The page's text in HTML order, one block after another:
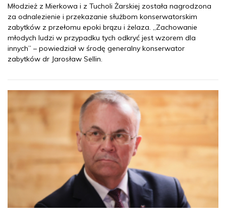
Młodzież z Mierkowa i z Tucholi Żarskiej została nagrodzona
za odnalezienie i przekazanie służbom konserwatorskim
zabytków z przełomu epoki brązu i żelaza. „Zachowanie
młodych ludzi w przypadku tych odkryć jest wzorem dla
innych” – powiedział w środę generalny konserwator
zabytków dr Jarosław Sellin.